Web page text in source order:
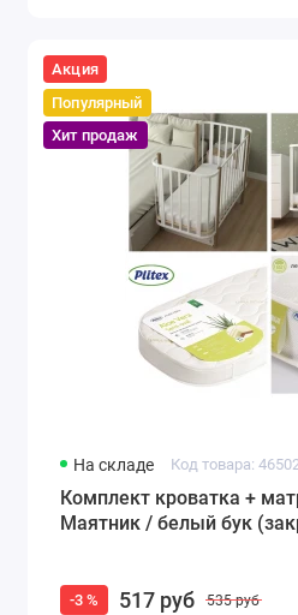
Акция
Популярный
Хит продаж
На складе Код товара:
Комплект кроватка +
Маятник / белый бук
-3 % 517 руб 535 руб